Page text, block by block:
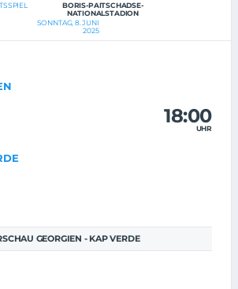
BORIS-PAITSCHADSE-
NATIONALSTADION
SONNTAG, 8. JUNI
2025
18:00
UHR
GEORGIEN - KAP VERDE